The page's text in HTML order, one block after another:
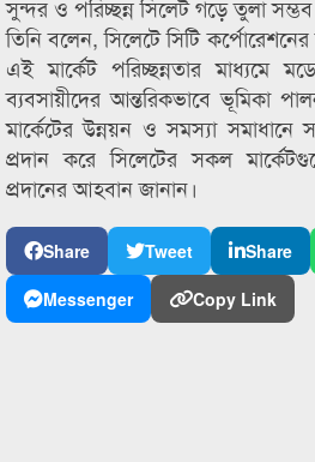
সুন্দর ও পরিচ্ছন্ন সিলেট গড়ে তুলা
তিনি বলেন, সিলেটে সিটি কর্পোরেশনের
এই মার্কেট পরিচ্ছন্নতার মাধ্যমে
ব্যবসায়ীদের আন্তরিকভাবে ভূমিকা
মার্কেটের উন্নয়ন ও সমস্যা সমাধানে
প্রদান করে সিলেটের সকল
প্রদানের আহবান জানান।
Share Tweet Share
Messenger
Copy Link